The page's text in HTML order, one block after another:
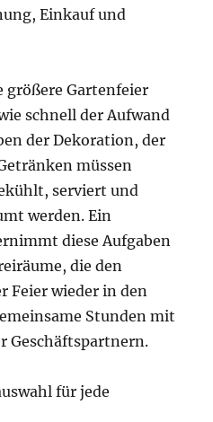
Einkauf und
größere Gartenfeier
schnell der Aufwand
der Dekoration, der
müssen
serviert und
werden. Ein
diese Aufgaben
die den
Feier wieder in den
Stunden mit
Geschäftspartnern.
für jede